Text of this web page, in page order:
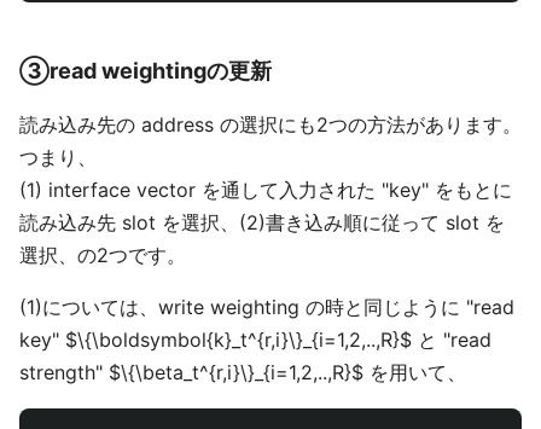
③read weightingの更新
読み込み先の address の選択にも2つの方法があります。
つまり、
(1) interface vector を通して入力された "key" をもとに
読み込み先 slot を選択、(2)書き込み順に従って slot を
選択、の2つです。
(1)については、write weighting の時と同じように "read
key" $\{\boldsymbol{k}_t^{r,i}\}_{i=1,2,..,R}$ と "read
strength" $\{\beta_t^{r,i}\}_{i=1,2,..,R}$ を用いて、